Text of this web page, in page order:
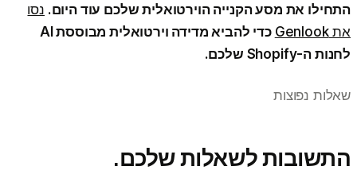
התחילו את מסע הקנייה הוירטואלית שלכם עוד היום. נסו
את Genlook
כדי להביא מדידה וירטואלית מבוססת AI
לחנות ה-Shopify שלכם.
שאלות נפוצות
התשובות לשאלות שלכם.